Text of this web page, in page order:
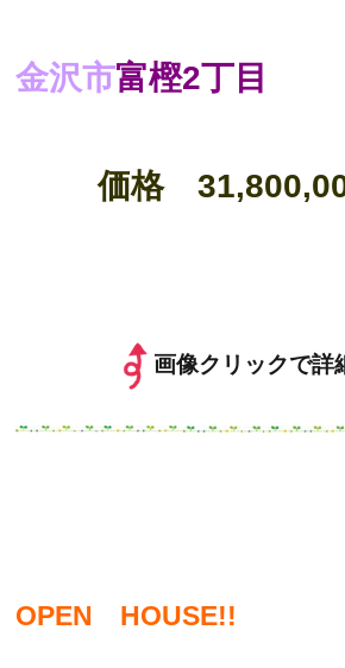
金沢市富樫2丁目
価格
画像クリックで詳
OPEN HOUSE!!